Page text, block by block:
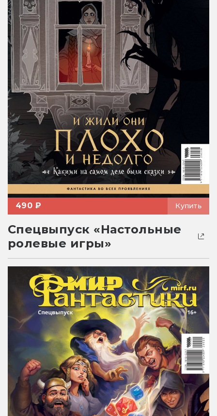
490 ₽ Купить
Спецвыпуск «Настольные
ролевые игры»